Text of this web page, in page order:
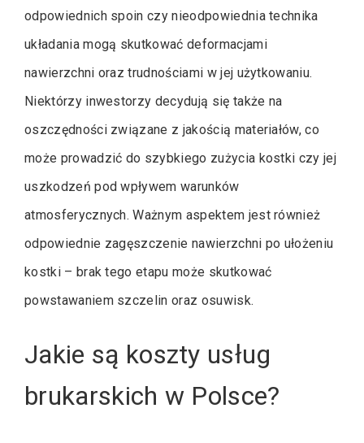
odpowiednich spoin czy nieodpowiednia technika
układania mogą skutkować deformacjami
nawierzchni oraz trudnościami w jej użytkowaniu.
Niektórzy inwestorzy decydują się także na
oszczędności związane z jakością materiałów, co
może prowadzić do szybkiego zużycia kostki czy jej
uszkodzeń pod wpływem warunków
atmosferycznych. Ważnym aspektem jest również
odpowiednie zagęszczenie nawierzchni po ułożeniu
kostki – brak tego etapu może skutkować
powstawaniem szczelin oraz osuwisk.
Jakie są koszty usług
brukarskich w Polsce?